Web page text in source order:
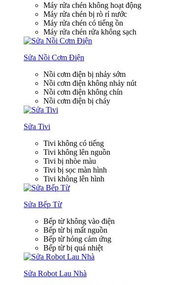
Máy rửa chén không hoạt động
Máy rửa chén bị rò rỉ nước
Máy rửa chén có tiếng ồn
Máy rửa chén rửa không sạch
Sửa Nồi Cơm Điện
Nồi cơm điện bị nhảy sớm
Nồi cơm điện không nhảy nút
Nồi cơm điện không chín
Nồi cơm điện bị cháy
Sửa Tivi
Tivi không có tiếng
Tivi không lên nguồn
Tivi bị nhòe màu
Tivi bị sọc màn hình
Tivi không lên hình
Sửa Bếp Từ
Bếp từ không vào điện
Bếp từ bị mất nguồn
Bếp từ hỏng cảm ứng
Bếp từ bị quá nhiệt
Sửa Robot Lau Nhà